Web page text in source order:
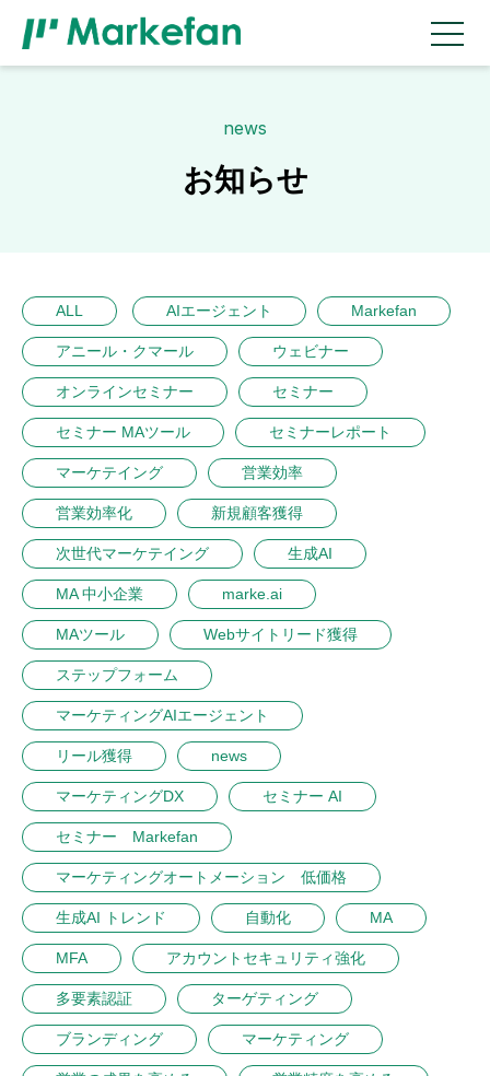
news
お知らせ
ALL AIエージェント Markefan
アニール・クマール ウェビナー
オンラインセミナー セミナー
セミナー MAツール セミナーレポート
マーケテイング 営業効率
営業効率化 新規顧客獲得
次世代マーケテイング 生成AI
MA 中小企業 marke.ai
MAツール Webサイトリード獲得
ステップフォーム
マーケティングAIエージェント
リール獲得 news
マーケティングDX セミナー AI
セミナー Markefan
マーケティングオートメーション 低価格
生成AI トレンド 自動化 MA
MFA アカウントセキュリティ強化
多要素認証 ターゲティング
ブランディング マーケティング